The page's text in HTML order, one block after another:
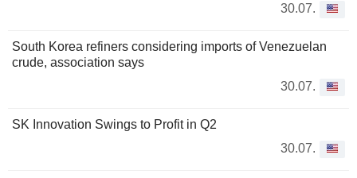
30.07.
South Korea refiners considering imports of Venezuelan
crude, association says
30.07.
SK Innovation Swings to Profit in Q2
30.07.